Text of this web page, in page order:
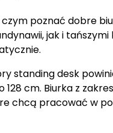
poznać dobre
jak i
standing desk
cm. Biurka z
chcą pracować w